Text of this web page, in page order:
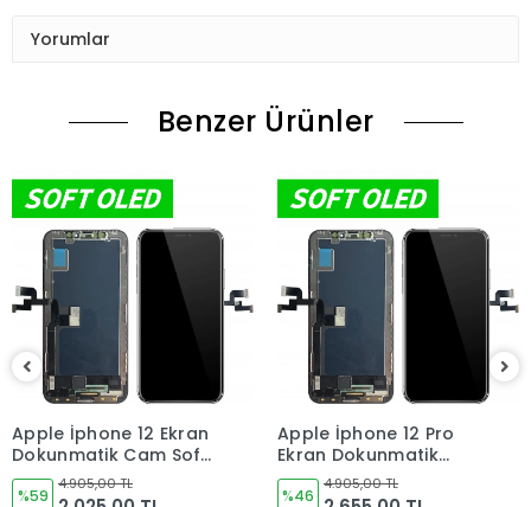
düzenlenmesini isteyiniz.
Sizinle irtibata gecektir.
ekranı dışardan deneyiniz.) halde test ediniz.Sorun cıkarsa
Değişim var.
Sorun yoksa Montajına Başlayın Sorumluluk Size aittir.
Montajı yapılmış,yapıştırılmış,kullanılmış ürünlerin iade ve
değişimi yoktur.
Ürün Değişimlerinde KARGO bedeli Bize aittir.Ürün
iadelerinde Kargo Bedelleri Müşteriye yansıtılır.
Yorumlar
Benzer Ürünler
Apple İphone 12 Ekran
Dokunmatik Cam Soft
OLED
%59
4.905,00 TL
Apple İphone 12 Pro
Ekran Dokunmatik
Cam Soft OLED
%46
4.905,00 TL